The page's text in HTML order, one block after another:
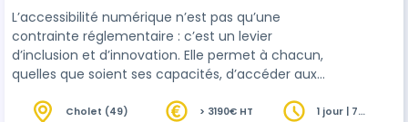
L’accessibilité numérique n’est pas qu’une
contrainte réglementaire : c’est un levier
d’inclusion et d’innovation. Elle permet à chacun,
quelles que soient ses capacités, d’accéder aux
formation offre une compréhension claire des
Cholet (49) > 3190€ HT
1 jour | 7